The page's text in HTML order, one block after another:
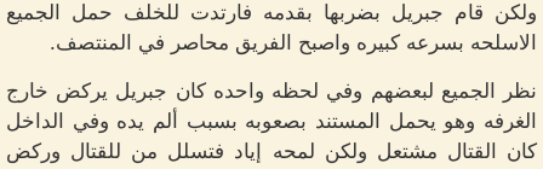
ولكن قام جبريل بضربها بقدمه فارتدت للخلف حمل الجميع
الاسلحه بسرعه كبيره واصبح الفريق محاصر في المنتصف.
نظر الجميع لبعضهم وفي لحظه واحده كان جبريل يركض خارج
الغرفه وهو يحمل المستند بصعوبه بسبب ألم يده وفي الداخل
كان القتال مشتعل ولكن لمحه إياد فتسلل من للقتال وركض